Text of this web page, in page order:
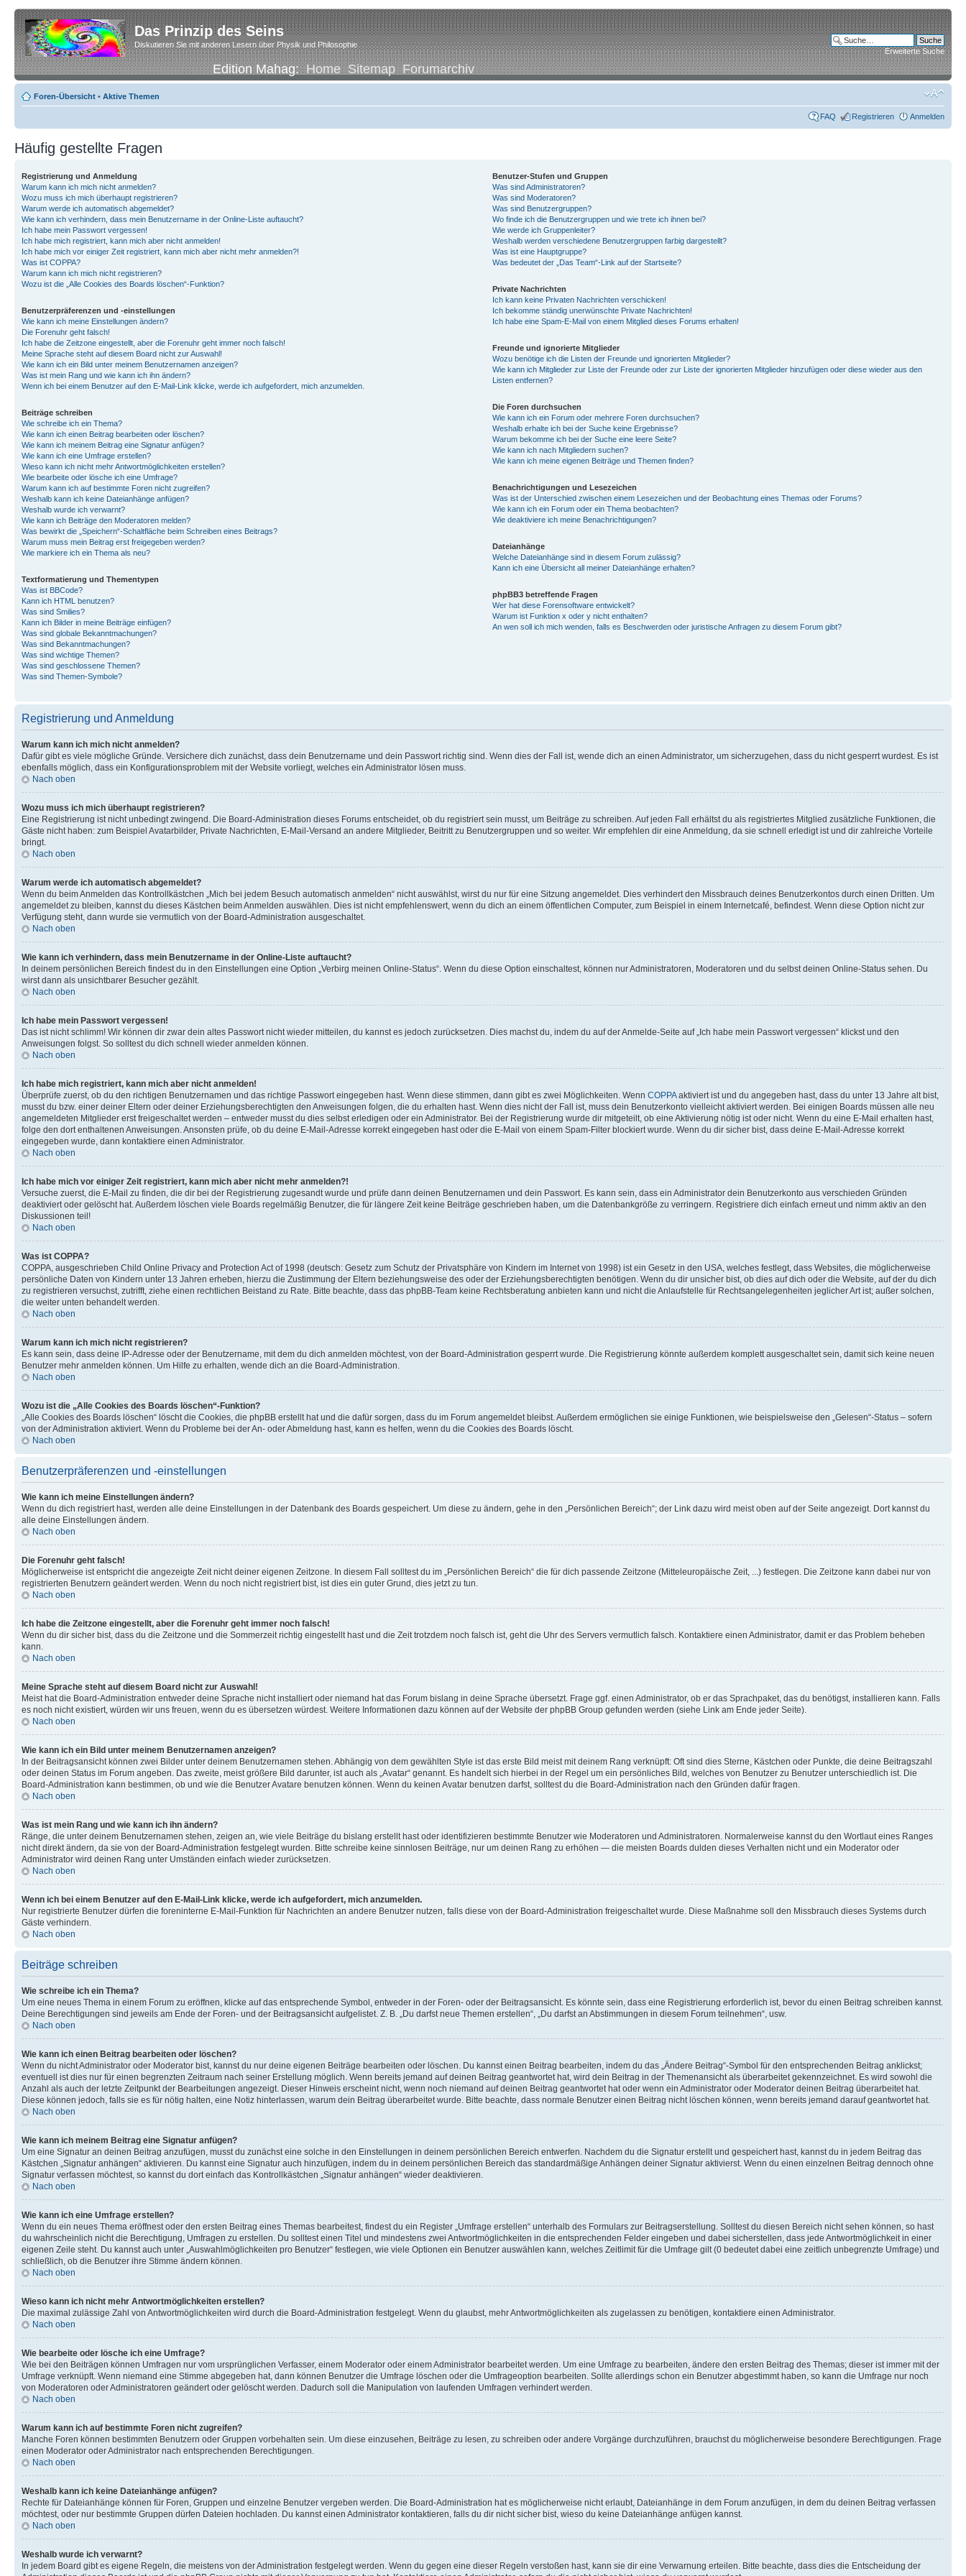
Das Prinzip des Seins
Diskutieren Sie mit anderen Lesern über Physik und Philosophie
Edition Mahag:Home Sitemap Forumarchiv
Erweiterte Suche
Foren-Übersicht • Aktive Themen
FAQ Registrieren Anmelden
Häufig gestellte Fragen
Registrierung und Anmeldung
Warum kann ich mich nicht anmelden?
Wozu muss ich mich überhaupt registrieren?
Warum werde ich automatisch abgemeldet?
Wie kann ich verhindern, dass mein Benutzername in der Online-Liste auftaucht?
Ich habe mein Passwort vergessen!
Ich habe mich registriert, kann mich aber nicht anmelden!
Ich habe mich vor einiger Zeit registriert, kann mich aber nicht mehr anmelden?!
Was ist COPPA?
Warum kann ich mich nicht registrieren?
Wozu ist die „Alle Cookies des Boards löschen“-Funktion?
Benutzerpräferenzen und -einstellungen
Wie kann ich meine Einstellungen ändern?
Die Forenuhr geht falsch!
Ich habe die Zeitzone eingestellt, aber die Forenuhr geht immer noch falsch!
Meine Sprache steht auf diesem Board nicht zur Auswahl!
Wie kann ich ein Bild unter meinem Benutzernamen anzeigen?
Was ist mein Rang und wie kann ich ihn ändern?
Wenn ich bei einem Benutzer auf den E-Mail-Link klicke, werde ich aufgefordert, mich anzumelden.
Beiträge schreiben
Wie schreibe ich ein Thema?
Wie kann ich einen Beitrag bearbeiten oder löschen?
Wie kann ich meinem Beitrag eine Signatur anfügen?
Wie kann ich eine Umfrage erstellen?
Wieso kann ich nicht mehr Antwortmöglichkeiten erstellen?
Wie bearbeite oder lösche ich eine Umfrage?
Warum kann ich auf bestimmte Foren nicht zugreifen?
Weshalb kann ich keine Dateianhänge anfügen?
Weshalb wurde ich verwarnt?
Wie kann ich Beiträge den Moderatoren melden?
Was bewirkt die „Speichern“-Schaltfläche beim Schreiben eines Beitrags?
Warum muss mein Beitrag erst freigegeben werden?
Wie markiere ich ein Thema als neu?
Textformatierung und Thementypen
Was ist BBCode?
Kann ich HTML benutzen?
Was sind Smilies?
Kann ich Bilder in meine Beiträge einfügen?
Was sind globale Bekanntmachungen?
Was sind Bekanntmachungen?
Was sind wichtige Themen?
Was sind geschlossene Themen?
Was sind Themen-Symbole?
Benutzer-Stufen und Gruppen
Was sind Administratoren?
Was sind Moderatoren?
Was sind Benutzergruppen?
Wo finde ich die Benutzergruppen und wie trete ich ihnen bei?
Wie werde ich Gruppenleiter?
Weshalb werden verschiedene Benutzergruppen farbig dargestellt?
Was ist eine Hauptgruppe?
Was bedeutet der „Das Team“-Link auf der Startseite?
Private Nachrichten
Ich kann keine Privaten Nachrichten verschicken!
Ich bekomme ständig unerwünschte Private Nachrichten!
Ich habe eine Spam-E-Mail von einem Mitglied dieses Forums erhalten!
Freunde und ignorierte Mitglieder
Wozu benötige ich die Listen der Freunde und ignorierten Mitglieder?
Wie kann ich Mitglieder zur Liste der Freunde oder zur Liste der ignorierten Mitglieder hinzufügen oder diese wieder aus den
Listen entfernen?
Die Foren durchsuchen
Wie kann ich ein Forum oder mehrere Foren durchsuchen?
Weshalb erhalte ich bei der Suche keine Ergebnisse?
Warum bekomme ich bei der Suche eine leere Seite?
Wie kann ich nach Mitgliedern suchen?
Wie kann ich meine eigenen Beiträge und Themen finden?
Benachrichtigungen und Lesezeichen
Was ist der Unterschied zwischen einem Lesezeichen und der Beobachtung eines Themas oder Forums?
Wie kann ich ein Forum oder ein Thema beobachten?
Wie deaktiviere ich meine Benachrichtigungen?
Dateianhänge
Welche Dateianhänge sind in diesem Forum zulässig?
Kann ich eine Übersicht all meiner Dateianhänge erhalten?
phpBB3 betreffende Fragen
Wer hat diese Forensoftware entwickelt?
Warum ist Funktion x oder y nicht enthalten?
An wen soll ich mich wenden, falls es Beschwerden oder juristische Anfragen zu diesem Forum gibt?
Registrierung und Anmeldung
Warum kann ich mich nicht anmelden?
Dafür gibt es viele mögliche Gründe. Versichere dich zunächst, dass dein Benutzername und dein Passwort richtig sind. Wenn dies der Fall ist, wende dich an einen Administrator, um sicherzugehen, dass du nicht gesperrt wurdest. Es ist
ebenfalls möglich, dass ein Konfigurationsproblem mit der Website vorliegt, welches ein Administrator lösen muss.
Nach oben
Wozu muss ich mich überhaupt registrieren?
Eine Registrierung ist nicht unbedingt zwingend. Die Board-Administration dieses Forums entscheidet, ob du registriert sein musst, um Beiträge zu schreiben. Auf jeden Fall erhältst du als registriertes Mitglied zusätzliche Funktionen, die
Gäste nicht haben: zum Beispiel Avatarbilder, Private Nachrichten, E-Mail-Versand an andere Mitglieder, Beitritt zu Benutzergruppen und so weiter. Wir empfehlen dir eine Anmeldung, da sie schnell erledigt ist und dir zahlreiche Vorteile
bringt.
Nach oben
Warum werde ich automatisch abgemeldet?
Wenn du beim Anmelden das Kontrollkästchen „Mich bei jedem Besuch automatisch anmelden“ nicht auswählst, wirst du nur für eine Sitzung angemeldet. Dies verhindert den Missbrauch deines Benutzerkontos durch einen Dritten. Um
angemeldet zu bleiben, kannst du dieses Kästchen beim Anmelden auswählen. Dies ist nicht empfehlenswert, wenn du dich an einem öffentlichen Computer, zum Beispiel in einem Internetcafé, befindest. Wenn diese Option nicht zur
Verfügung steht, dann wurde sie vermutlich von der Board-Administration ausgeschaltet.
Nach oben
Wie kann ich verhindern, dass mein Benutzername in der Online-Liste auftaucht?
In deinem persönlichen Bereich findest du in den Einstellungen eine Option „Verbirg meinen Online-Status“. Wenn du diese Option einschaltest, können nur Administratoren, Moderatoren und du selbst deinen Online-Status sehen. Du
wirst dann als unsichtbarer Besucher gezählt.
Nach oben
Ich habe mein Passwort vergessen!
Das ist nicht schlimm! Wir können dir zwar dein altes Passwort nicht wieder mitteilen, du kannst es jedoch zurücksetzen. Dies machst du, indem du auf der Anmelde-Seite auf „Ich habe mein Passwort vergessen“ klickst und den
Anweisungen folgst. So solltest du dich schnell wieder anmelden können.
Nach oben
Ich habe mich registriert, kann mich aber nicht anmelden!
Überprüfe zuerst, ob du den richtigen Benutzernamen und das richtige Passwort eingegeben hast. Wenn diese stimmen, dann gibt es zwei Möglichkeiten. Wenn COPPAaktiviert ist und du angegeben hast, dass du unter 13 Jahre alt bist,
musst du bzw. einer deiner Eltern oder deiner Erziehungsberechtigten den Anweisungen folgen, die du erhalten hast. Wenn dies nicht der Fall ist, muss dein Benutzerkonto vielleicht aktiviert werden. Bei einigen Boards müssen alle neu
angemeldeten Mitglieder erst freigeschaltet werden – entweder musst du dies selbst erledigen oder ein Administrator. Bei der Registrierung wurde dir mitgeteilt, ob eine Aktivierung nötig ist oder nicht. Wenn du eine E-Mail erhalten hast,
folge den dort enthaltenen Anweisungen. Ansonsten prüfe, ob du deine E-Mail-Adresse korrekt eingegeben hast oder die E-Mail von einem Spam-Filter blockiert wurde. Wenn du dir sicher bist, dass deine E-Mail-Adresse korrekt
eingegeben wurde, dann kontaktiere einen Administrator.
Nach oben
Ich habe mich vor einiger Zeit registriert, kann mich aber nicht mehr anmelden?!
Versuche zuerst, die E-Mail zu finden, die dir bei der Registrierung zugesandt wurde und prüfe dann deinen Benutzernamen und dein Passwort. Es kann sein, dass ein Administrator dein Benutzerkonto aus verschieden Gründen
deaktiviert oder gelöscht hat. Außerdem löschen viele Boards regelmäßig Benutzer, die für längere Zeit keine Beiträge geschrieben haben, um die Datenbankgröße zu verringern. Registriere dich einfach erneut und nimm aktiv an den
Diskussionen teil!
Nach oben
Was ist COPPA?
COPPA, ausgeschrieben Child Online Privacy and Protection Act of 1998 (deutsch: Gesetz zum Schutz der Privatsphäre von Kindern im Internet von 1998) ist ein Gesetz in den USA, welches festlegt, dass Websites, die möglicherweise
persönliche Daten von Kindern unter 13 Jahren erheben, hierzu die Zustimmung der Eltern beziehungsweise des oder der Erziehungsberechtigten benötigen. Wenn du dir unsicher bist, ob dies auf dich oder die Website, auf der du dich
zu registrieren versuchst, zutrifft, ziehe einen rechtlichen Beistand zu Rate. Bitte beachte, dass das phpBB-Team keine Rechtsberatung anbieten kann und nicht die Anlaufstelle für Rechtsangelegenheiten jeglicher Art ist; außer solchen,
die weiter unten behandelt werden.
Nach oben
Warum kann ich mich nicht registrieren?
Es kann sein, dass deine IP-Adresse oder der Benutzername, mit dem du dich anmelden möchtest, von der Board-Administration gesperrt wurde. Die Registrierung könnte außerdem komplett ausgeschaltet sein, damit sich keine neuen
Benutzer mehr anmelden können. Um Hilfe zu erhalten, wende dich an die Board-Administration.
Nach oben
Wozu ist die „Alle Cookies des Boards löschen“-Funktion?
„Alle Cookies des Boards löschen“ löscht die Cookies, die phpBB erstellt hat und die dafür sorgen, dass du im Forum angemeldet bleibst. Außerdem ermöglichen sie einige Funktionen, wie beispielsweise den „Gelesen“-Status – sofern
von der Administration aktiviert. Wenn du Probleme bei der An- oder Abmeldung hast, kann es helfen, wenn du die Cookies des Boards löscht.
Nach oben
Benutzerpräferenzen und -einstellungen
Wie kann ich meine Einstellungen ändern?
Wenn du dich registriert hast, werden alle deine Einstellungen in der Datenbank des Boards gespeichert. Um diese zu ändern, gehe in den „Persönlichen Bereich“; der Link dazu wird meist oben auf der Seite angezeigt. Dort kannst du
alle deine Einstellungen ändern.
Nach oben
Die Forenuhr geht falsch!
Möglicherweise ist entspricht die angezeigte Zeit nicht deiner eigenen Zeitzone. In diesem Fall solltest du im „Persönlichen Bereich“ die für dich passende Zeitzone (Mitteleuropäische Zeit, ...) festlegen. Die Zeitzone kann dabei nur von
registrierten Benutzern geändert werden. Wenn du noch nicht registriert bist, ist dies ein guter Grund, dies jetzt zu tun.
Nach oben
Ich habe die Zeitzone eingestellt, aber die Forenuhr geht immer noch falsch!
Wenn du dir sicher bist, dass du die Zeitzone und die Sommerzeit richtig eingestellt hast und die Zeit trotzdem noch falsch ist, geht die Uhr des Servers vermutlich falsch. Kontaktiere einen Administrator, damit er das Problem beheben
kann.
Nach oben
Meine Sprache steht auf diesem Board nicht zur Auswahl!
Meist hat die Board-Administration entweder deine Sprache nicht installiert oder niemand hat das Forum bislang in deine Sprache übersetzt. Frage ggf. einen Administrator, ob er das Sprachpaket, das du benötigst, installieren kann. Falls
es noch nicht existiert, würden wir uns freuen, wenn du es übersetzen würdest. Weitere Informationen dazu können auf der Website der phpBB Group gefunden werden (siehe Link am Ende jeder Seite).
Nach oben
Wie kann ich ein Bild unter meinem Benutzernamen anzeigen?
In der Beitragsansicht können zwei Bilder unter deinem Benutzernamen stehen. Abhängig von dem gewählten Style ist das erste Bild meist mit deinem Rang verknüpft: Oft sind dies Sterne, Kästchen oder Punkte, die deine Beitragszahl
oder deinen Status im Forum angeben. Das zweite, meist größere Bild darunter, ist auch als „Avatar“ genannt. Es handelt sich hierbei in der Regel um ein persönliches Bild, welches von Benutzer zu Benutzer unterschiedlich ist. Die
Board-Administration kann bestimmen, ob und wie die Benutzer Avatare benutzen können. Wenn du keinen Avatar benutzen darfst, solltest du die Board-Administration nach den Gründen dafür fragen.
Nach oben
Was ist mein Rang und wie kann ich ihn ändern?
Ränge, die unter deinem Benutzernamen stehen, zeigen an, wie viele Beiträge du bislang erstellt hast oder identifizieren bestimmte Benutzer wie Moderatoren und Administratoren. Normalerweise kannst du den Wortlaut eines Ranges
nicht direkt ändern, da sie von der Board-Administration festgelegt wurden. Bitte schreibe keine sinnlosen Beiträge, nur um deinen Rang zu erhöhen — die meisten Boards dulden dieses Verhalten nicht und ein Moderator oder
Administrator wird deinen Rang unter Umständen einfach wieder zurücksetzen.
Nach oben
Wenn ich bei einem Benutzer auf den E-Mail-Link klicke, werde ich aufgefordert, mich anzumelden.
Nur registrierte Benutzer dürfen die foreninterne E-Mail-Funktion für Nachrichten an andere Benutzer nutzen, falls diese von der Board-Administration freigeschaltet wurde. Diese Maßnahme soll den Missbrauch dieses Systems durch
Gäste verhindern.
Nach oben
Beiträge schreiben
Wie schreibe ich ein Thema?
Um eine neues Thema in einem Forum zu eröffnen, klicke auf das entsprechende Symbol, entweder in der Foren- oder der Beitragsansicht. Es könnte sein, dass eine Registrierung erforderlich ist, bevor du einen Beitrag schreiben kannst.
Deine Berechtigungen sind jeweils am Ende der Foren- und der Beitragsansicht aufgelistet. Z. B. „Du darfst neue Themen erstellen“, „Du darfst an Abstimmungen in diesem Forum teilnehmen“, usw.
Nach oben
Wie kann ich einen Beitrag bearbeiten oder löschen?
Wenn du nicht Administrator oder Moderator bist, kannst du nur deine eigenen Beiträge bearbeiten oder löschen. Du kannst einen Beitrag bearbeiten, indem du das „Ändere Beitrag“-Symbol für den entsprechenden Beitrag anklickst;
eventuell ist dies nur für einen begrenzten Zeitraum nach seiner Erstellung möglich. Wenn bereits jemand auf deinen Beitrag geantwortet hat, wird dein Beitrag in der Themenansicht als überarbeitet gekennzeichnet. Es wird sowohl die
Anzahl als auch der letzte Zeitpunkt der Bearbeitungen angezeigt. Dieser Hinweis erscheint nicht, wenn noch niemand auf deinen Beitrag geantwortet hat oder wenn ein Administrator oder Moderator deinen Beitrag überarbeitet hat.
Diese können jedoch, falls sie es für nötig halten, eine Notiz hinterlassen, warum dein Beitrag überarbeitet wurde. Bitte beachte, dass normale Benutzer einen Beitrag nicht löschen können, wenn bereits jemand darauf geantwortet hat.
Nach oben
Wie kann ich meinem Beitrag eine Signatur anfügen?
Um eine Signatur an deinen Beitrag anzufügen, musst du zunächst eine solche in den Einstellungen in deinem persönlichen Bereich entwerfen. Nachdem du die Signatur erstellt und gespeichert hast, kannst du in jedem Beitrag das
Kästchen „Signatur anhängen“ aktivieren. Du kannst eine Signatur auch hinzufügen, indem du in deinem persönlichen Bereich das standardmäßige Anhängen deiner Signatur aktivierst. Wenn du einen einzelnen Beitrag dennoch ohne
Signatur verfassen möchtest, so kannst du dort einfach das Kontrollkästchen „Signatur anhängen“ wieder deaktivieren.
Nach oben
Wie kann ich eine Umfrage erstellen?
Wenn du ein neues Thema eröffnest oder den ersten Beitrag eines Themas bearbeitest, findest du ein Register „Umfrage erstellen“ unterhalb des Formulars zur Beitragserstellung. Solltest du diesen Bereich nicht sehen können, so hast
du wahrscheinlich nicht die Berechtigung, Umfragen zu erstellen. Du solltest einen Titel und mindestens zwei Antwortmöglichkeiten in die entsprechenden Felder eingeben und dabei sicherstellen, dass jede Antwortmöglichkeit in einer
eigenen Zeile steht. Du kannst auch unter „Auswahlmöglichkeiten pro Benutzer“ festlegen, wie viele Optionen ein Benutzer auswählen kann, welches Zeitlimit für die Umfrage gilt (0 bedeutet dabei eine zeitlich unbegrenzte Umfrage) und
schließlich, ob die Benutzer ihre Stimme ändern können.
Nach oben
Wieso kann ich nicht mehr Antwortmöglichkeiten erstellen?
Die maximal zulässige Zahl von Antwortmöglichkeiten wird durch die Board-Administration festgelegt. Wenn du glaubst, mehr Antwortmöglichkeiten als zugelassen zu benötigen, kontaktiere einen Administrator.
Nach oben
Wie bearbeite oder lösche ich eine Umfrage?
Wie bei den Beiträgen können Umfragen nur vom ursprünglichen Verfasser, einem Moderator oder einem Administrator bearbeitet werden. Um eine Umfrage zu bearbeiten, ändere den ersten Beitrag des Themas; dieser ist immer mit der
Umfrage verknüpft. Wenn niemand eine Stimme abgegeben hat, dann können Benutzer die Umfrage löschen oder die Umfrageoption bearbeiten. Sollte allerdings schon ein Benutzer abgestimmt haben, so kann die Umfrage nur noch
von Moderatoren oder Administratoren geändert oder gelöscht werden. Dadurch soll die Manipulation von laufenden Umfragen verhindert werden.
Nach oben
Warum kann ich auf bestimmte Foren nicht zugreifen?
Manche Foren können bestimmten Benutzern oder Gruppen vorbehalten sein. Um diese einzusehen, Beiträge zu lesen, zu schreiben oder andere Vorgänge durchzuführen, brauchst du möglicherweise besondere Berechtigungen. Frage
einen Moderator oder Administrator nach entsprechenden Berechtigungen.
Nach oben
Weshalb kann ich keine Dateianhänge anfügen?
Rechte für Dateianhänge können für Foren, Gruppen und einzelne Benutzer vergeben werden. Die Board-Administration hat es möglicherweise nicht erlaubt, Dateianhänge in dem Forum anzufügen, in dem du deinen Beitrag verfassen
möchtest, oder nur bestimmte Gruppen dürfen Dateien hochladen. Du kannst einen Administrator kontaktieren, falls du dir nicht sicher bist, wieso du keine Dateianhänge anfügen kannst.
Nach oben
Weshalb wurde ich verwarnt?
In jedem Board gibt es eigene Regeln, die meistens von der Administration festgelegt werden. Wenn du gegen eine dieser Regeln verstoßen hast, kann sie dir eine Verwarnung erteilen. Bitte beachte, dass dies die Entscheidung der